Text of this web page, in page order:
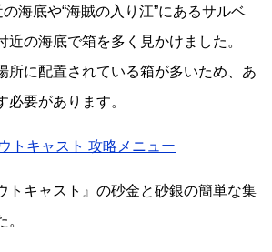
の海底や“海賊の入り江”にあるサルベ
近の海底で箱を多く見かけました。
所に配置されている箱が多いため、あ
必要があります。
トキャスト 攻略メニュー
トキャスト』の砂金と砂銀の簡単な集